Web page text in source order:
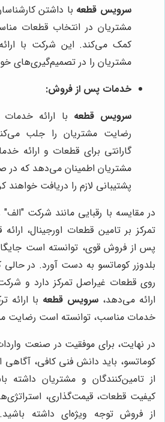
سرویس قطعه با داشتن
مشتریان در انتخاب قطعات
کمک می‌کند. این شرکت با
مشتریان را در تصمیم‌گیری‌های
خدمات پس از فروش:
سرویس قطعه با ارائه
رضایت مشتریان را جلب
گارانتی برای قطعات و ارائه
مشتریان اطمینان می‌دهد که در
پشتیبانی لازم را دریافت خواهند
در مقایسه با رقبایی مانند شرکت
تمرکز بر تامین قطعات اورجینال،
پس از فروش قوی، توانسته است
بلدوزر کوماتسو به دست آورد. در
روی قطعات غیراصل تمرکز دارد و
ارائه می‌دهد، سرویس قطعه با ارائه
خدمات مناسب، توانسته است رضایت
در نهایت، برای موفقیت در صنعت
کوماتسو، باید دانش فنی کافی، آگاهی
از تامین‌کنندگان و مشتریان داشته
کیفیت قطعات، قیمت‌گذاری،
از فروش توجه ویژه‌ای داشته